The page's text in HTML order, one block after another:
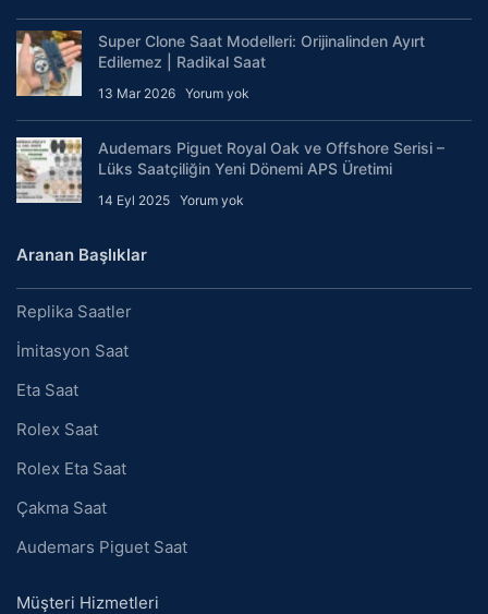
Super Clone Saat Modelleri: Orijinalinden Ayırt
Edilemez | Radikal Saat
13 Mar 2026 Yorum yok
Audemars Piguet Royal Oak ve Offshore Serisi –
Lüks Saatçiliğin Yeni Dönemi APS Üretimi
14 Eyl 2025 Yorum yok
Aranan Başlıklar
Replika Saatler
İmitasyon Saat
Eta Saat
Rolex Saat
Rolex Eta Saat
Çakma Saat
Audemars Piguet Saat
Müşteri Hizmetleri